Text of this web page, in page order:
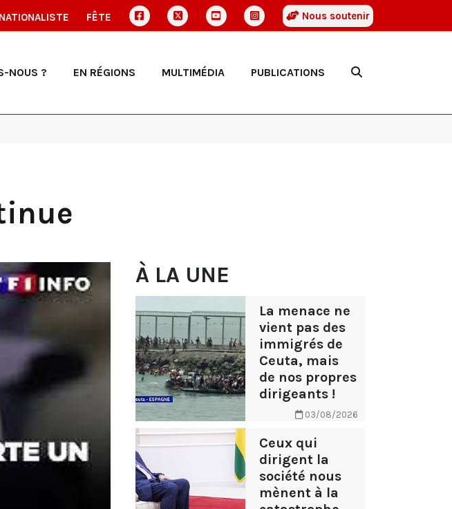
FÊTE Nous soutenir
NOUS ? EN RÉGIONS MULTIMÉDIA PUBLICATIONS
À LA UNE
La menace ne
vient pas des
immigrés de
Ceuta, mais
de nos propres
dirigeants !
03/08/2026
Ceux qui
dirigent la
société nous
mènent à la